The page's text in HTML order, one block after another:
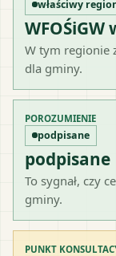
właściwy
WFOŚiGW
W tym regionie
dla gminy.
POROZUMIENIE
podpisane
podpisane
To sygnał, czy
gminy.
PUNKT